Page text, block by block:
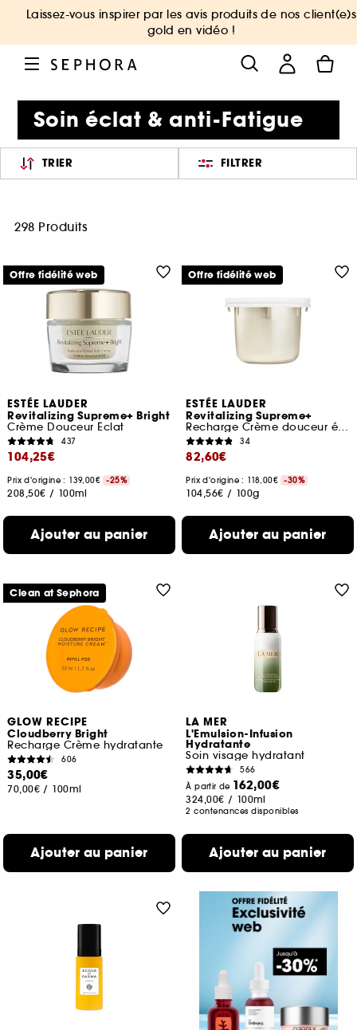
Laissez-vous inspirer par les avis produits de nos client(e)s
gold en vidéo !
Soin éclat & anti-Fatigue
TRIER FILTRER
298 Produits
ESTÉE LAUDER
Revitalizing Supreme+ Bright
Crème Douceur Éclat
437
104,25€
Prix d'origine : 139,00€ -25%
208,50€ / 100ml
Ajouter au panier
Offre fidélité web
ESTÉE LAUDER
Revitalizing Supreme+
Recharge Crème douceur éclat
34
82,60€
Prix d'origine : 118,00€ -30%
104,56€ / 100g
Ajouter au panier
Offre fidélité web
GLOW RECIPE
Cloudberry Bright
Recharge Crème hydratante
606
35,00€
70,00€ / 100ml
Ajouter au panier
Clean at Sephora
LA MER
L'Emulsion-Infusion
Hydratante
Soin visage hydratant
566
À partir de 162,00€
324,00€ / 100ml
2 contenances disponibles
Ajouter au panier